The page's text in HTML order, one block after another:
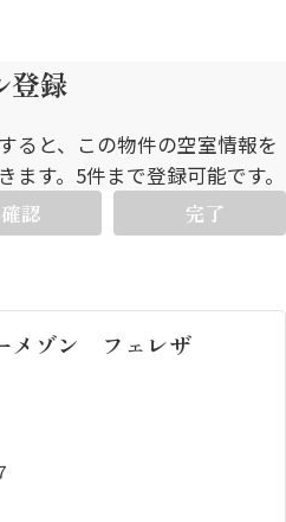
お気に入り
す
登録
ると、この物件の空室情報を
す。5件まで登録可能です。
確認 完了
メゾン フェレザ